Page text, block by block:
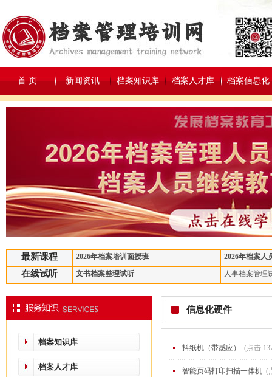
首 页 新闻资讯 档案知识库 档案人才库 档案信息化
最新课程 2026年档案培训面授班 2026年档案人
在线试听 文书档案整理试听 人事档案管理
档案知识库
档案人才库
信息化硬件
抖纸机（带感应） (点击
智能页码打印扫描一体机 (